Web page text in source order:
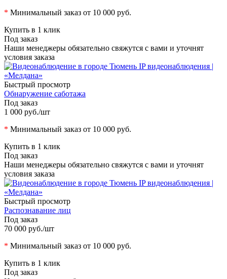
* Минимальный заказ от 10 000 руб.
Купить в 1 клик
Под заказ
Наши менеджеры обязательно свяжутся с вами и уточнят
условия заказа
Быстрый просмотр
Обнаружение саботажа
Под заказ
1 000 руб./шт
* Минимальный заказ от 10 000 руб.
Купить в 1 клик
Под заказ
Наши менеджеры обязательно свяжутся с вами и уточнят
условия заказа
Быстрый просмотр
Распознавание лиц
Под заказ
70 000 руб./шт
* Минимальный заказ от 10 000 руб.
Купить в 1 клик
Под заказ